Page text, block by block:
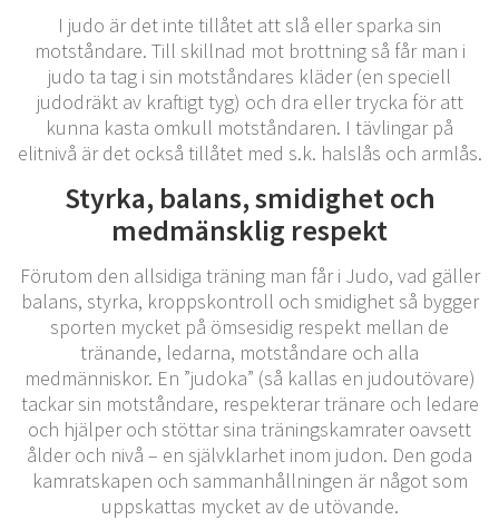
I judo är det inte tillåtet att slå eller sparka sin
motståndare. Till skillnad mot brottning så får man i
judo ta tag i sin motståndares kläder (en speciell
judodräkt av kraftigt tyg) och dra eller trycka för att
kunna kasta omkull motståndaren. I tävlingar på
elitnivå är det också tillåtet med s.k. halslås och armlås.
Styrka, balans, smidighet och
medmänsklig respekt
Förutom den allsidiga träning man får i Judo, vad gäller
balans, styrka, kroppskontroll och smidighet så bygger
sporten mycket på ömsesidig respekt mellan de
tränande, ledarna, motståndare och alla
medmänniskor. En ”judoka” (så kallas en judoutövare)
tackar sin motståndare, respekterar tränare och ledare
och hjälper och stöttar sina träningskamrater oavsett
ålder och nivå – en självklarhet inom judon. Den goda
kamratskapen och sammanhållningen är något som
uppskattas mycket av de utövande.